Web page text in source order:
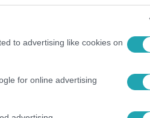
to advertising like cookies on
for online advertising
elő, hogy újra „ügyeskedéssel”
kell ezt